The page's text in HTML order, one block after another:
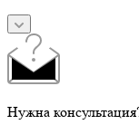
Нужна